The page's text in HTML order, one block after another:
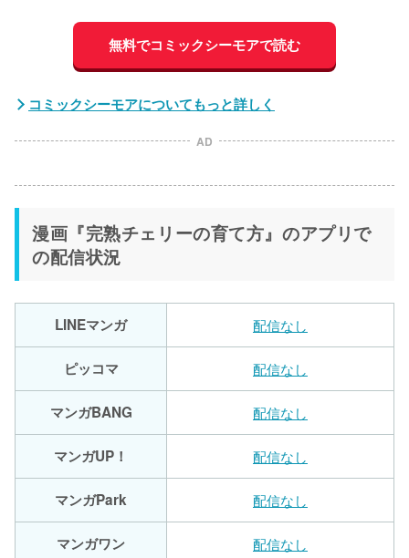
無料でコミックシーモアで読む
コミックシーモアについてもっと詳しく
AD
漫画『完熟チェリーの育て方』のアプリで
の配信状況
LINEマンガ 配信なし
ピッコマ 配信なし
マンガBANG 配信なし
マンガUP！ 配信なし
マンガPark 配信なし
マンガワン 配信なし